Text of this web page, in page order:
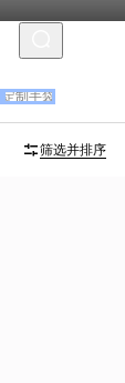
定制手袋
筛选并排序